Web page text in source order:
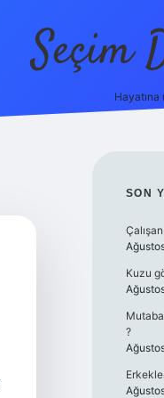
Seçim
SON
Kuzu
?